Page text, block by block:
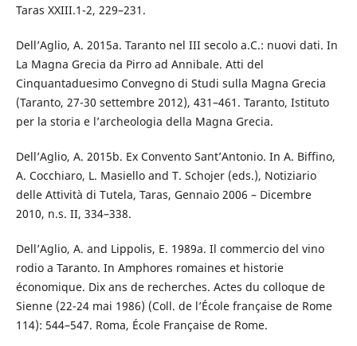
Taras XXIII.1-2, 229–231.
Dell’Aglio, A. 2015a. Taranto nel III secolo a.C.: nuovi dati. In
La Magna Grecia da Pirro ad Annibale. Atti del
Cinquantaduesimo Convegno di Studi sulla Magna Grecia
(Taranto, 27-30 settembre 2012), 431–461. Taranto, Istituto
per la storia e l’archeologia della Magna Grecia.
Dell’Aglio, A. 2015b. Ex Convento Sant’Antonio. In A. Biffino,
A. Cocchiaro, L. Masiello and T. Schojer (eds.), Notiziario
delle Attività di Tutela, Taras, Gennaio 2006 – Dicembre
2010, n.s. II, 334–338.
Dell’Aglio, A. and Lippolis, E. 1989a. Il commercio del vino
rodio a Taranto. In Amphores romaines et historie
économique. Dix ans de recherches. Actes du colloque de
Sienne (22-24 mai 1986) (Coll. de l’École française de Rome
114): 544–547. Roma, École Française de Rome.